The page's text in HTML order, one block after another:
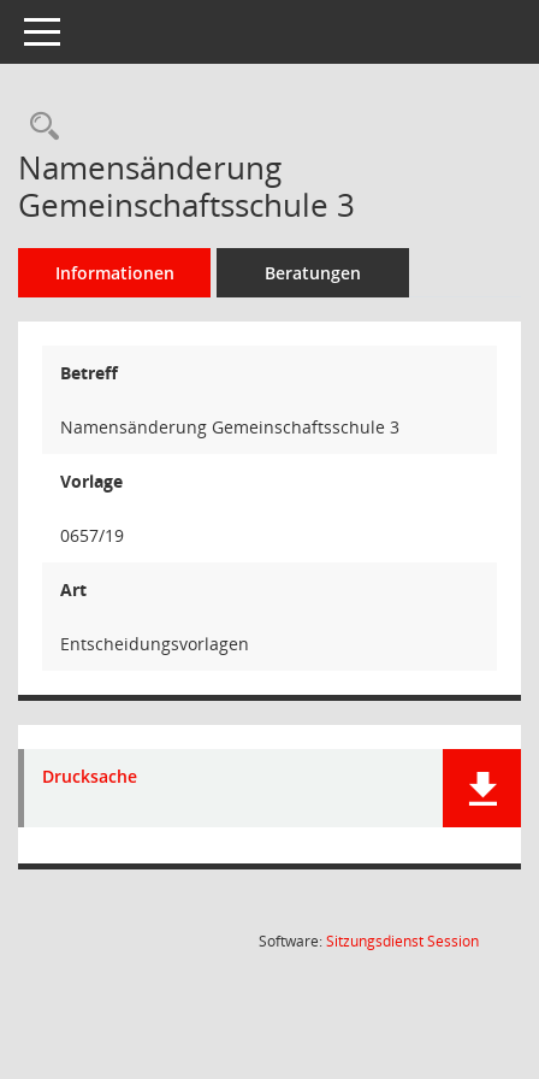
Toggle navigation
Rechercheauswahl
Namensänderung
Gemeinschaftsschule 3
Informationen Beratungen
Betreff
Namensänderung Gemeinschaftsschule 3
Vorlage
0657/19
Art
Entscheidungsvorlagen
Drucksache
Software:SitzungsdienstSession(Wird in